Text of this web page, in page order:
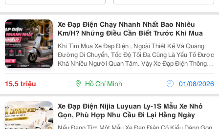
Xe Đạp Điện Chạy Nhanh Nhất Bao Nhiêu
Km/H? Những Điều Cần Biết Trước Khi Mua
Khi Tìm Mua Xe Đạp Điện , Ngoài Thiết Kế Và Quãng
Đường Di Chuyển, Tốc Độ Tối Đa Cũng Là Yếu Tố Được
Khá Nhiều Người Quan Tâm. Vậy Xe Đạp Điện Thông
Thường Chạy Được Bao Nhiêu Km/H Và Những Mẫu
Xe Tốc Độ Cao Có Gì Khác Biệt? Xe Đạp Điện
Thường...
15,5 triệu Hồ Chí Minh 01/08/2026
Xe Đạp Điện Nijia Luyuan Ly-1S Mẫu Xe Nhỏ
Gọn, Phù Hợp Nhu Cầu Đi Lại Hằng Ngày
Nếu Đang Tìm Một Mẫu Xe Đạp Điện Có Kiểu Dáng Gọn